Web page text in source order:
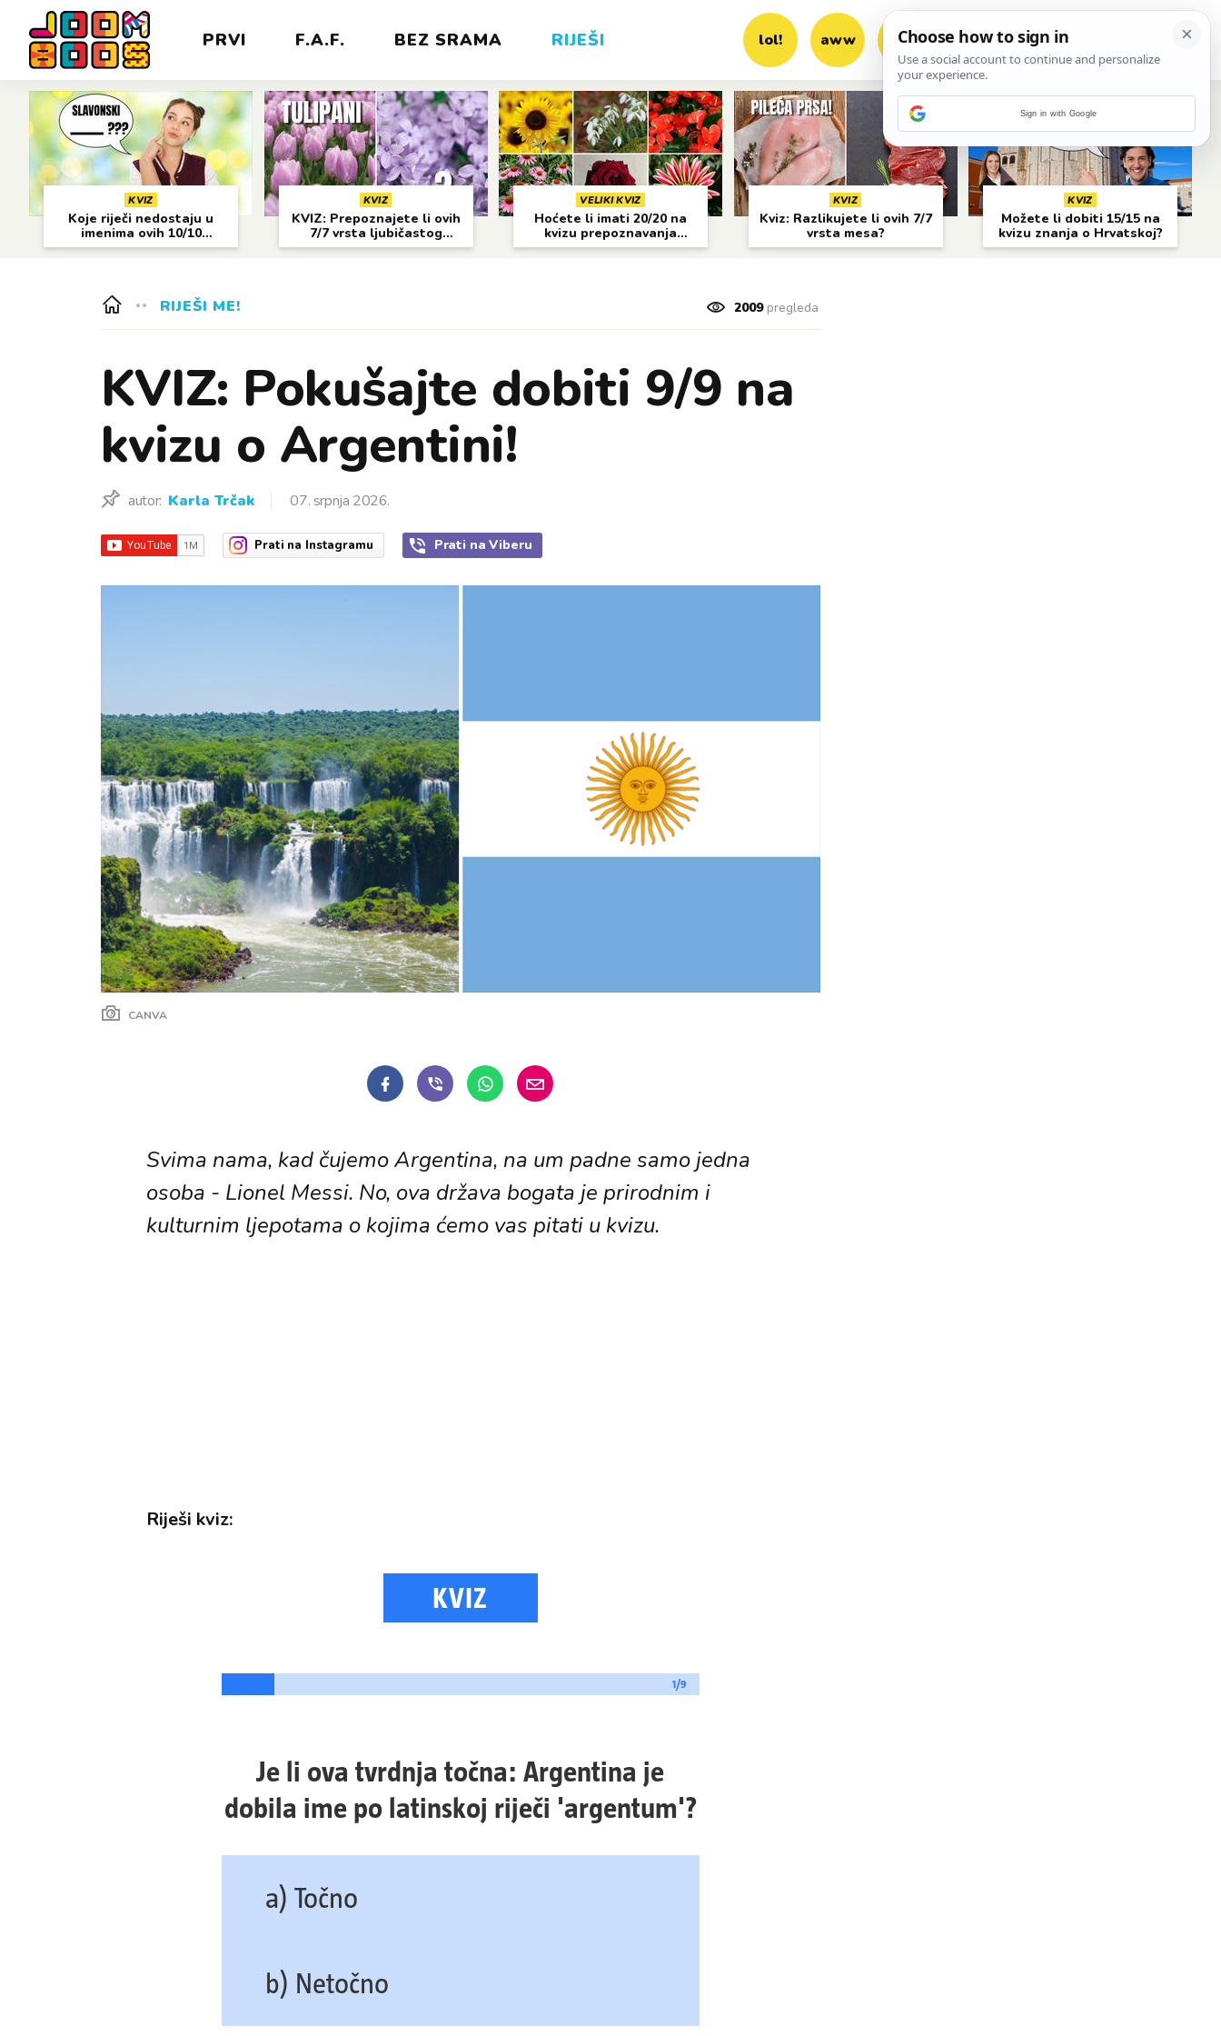
PRVI F.A.F. BEZ SRAMA RIJEŠI lol! aww vrh! woot?!
KVIZ
Koje riječi nedostaju u
imenima ovih 10/10
gradova?
KVIZ
KVIZ: Prepoznajete li ovih
7/7 vrsta ljubičastog
cvijeća?
VELIKI KVIZ
Hoćete li imati 20/20 na
kvizu prepoznavanja
cvijeća?
KVIZ
Kviz: Razlikujete li ovih 7/7
vrsta mesa?
KVIZ
Možete li dobiti 15/15 na
kvizu znanja o Hrvatskoj?
RIJEŠI ME! 2009pregleda
⁠KVIZ: Pokušajte dobiti 9/9 na
kvizu o Argentini!
autor: Karla Trčak 07. srpnja 2026.
Prati na Instagramu Prati na Viberu
CANVA
Svima nama, kad čujemo Argentina, na um padne samo jedna
osoba - Lionel Messi. No, ova država bogata je prirodnim i
kulturnim ljepotama o kojima ćemo vas pitati u kvizu.
Riješi kviz:
KVIZ
1/9
Je li ova tvrdnja točna: Argentina je
dobila ime po latinskoj riječi 'argentum'?
a) Točno
b) Netočno
Sign in with Google